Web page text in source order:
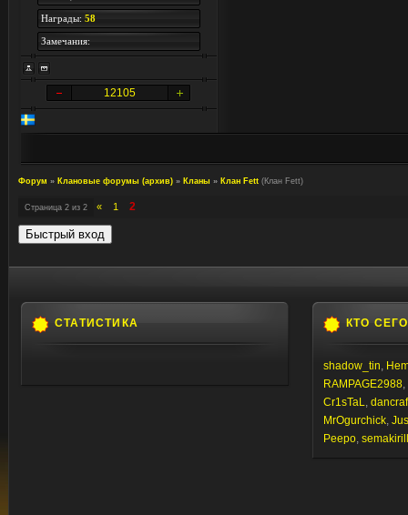
Награды: 58
Замечания:
12105
Форум » Клановые форумы (архив) » Кланы » Клан Fett (Клан Fett)
Страница 2 из 2 « 1 2
СТАТИСТИКА КТО
shadow_tin,
RAMPAGE2988,
Cr1sTaL,
MrOgurchick,
Peepo, semakirill